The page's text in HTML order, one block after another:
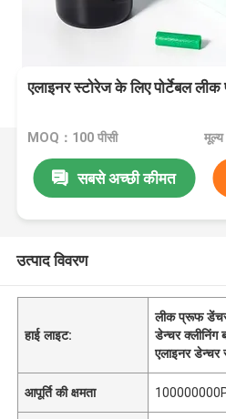
एलाइनर स्टोरेज के लिए पोर्टेबल
MOQ：100 पीसी
सबसे अच्छी कीमत
उत्पाद विवरण
हाई लाइट:
लीक प्रूफ डेंचर
डेन्चर क्लीनिंग
एलाइनर डेन्चर
आपूर्ति की क्षमता